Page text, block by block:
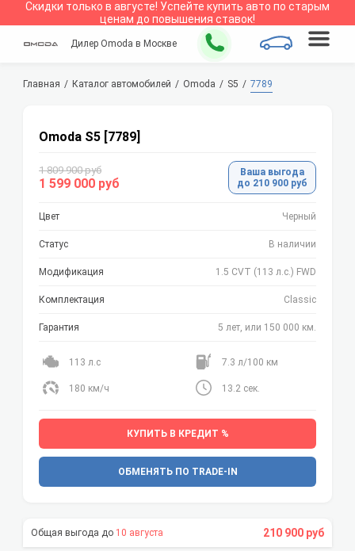
Скидки только в августе! Успейте купить авто по старым
ценам до повышения ставок!
Дилер Omoda в Москве
Главная Каталог автомобилей Omoda S5 7789
Omoda S5 [7789]
1 809 900 руб
1 599 000 руб
Ваша выгода
до 210 900 руб
Цвет Черный
Статус В наличии
Модификация 1.5 CVT (113 л.с.) FWD
Комплектация Classic
Гарантия 5 лет, или 150 000 км.
113 л.с 7.3 л/100 км
180 км/ч 13.2 сек.
КУПИТЬ В КРЕДИТ %
ОБМЕНЯТЬ ПО TRADE-IN
10 августа 210 900 руб